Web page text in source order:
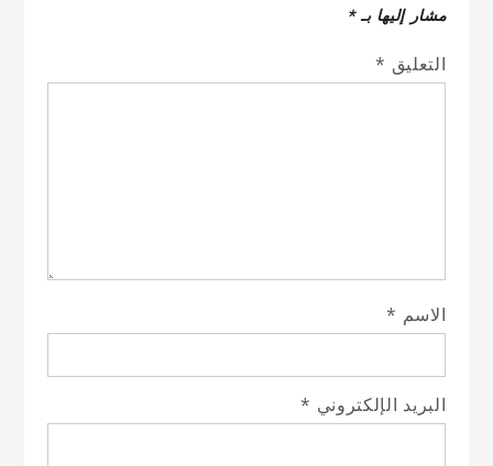
مشار إليها بـ*
التعليق *
الاسم *
البريد الإلكتروني *